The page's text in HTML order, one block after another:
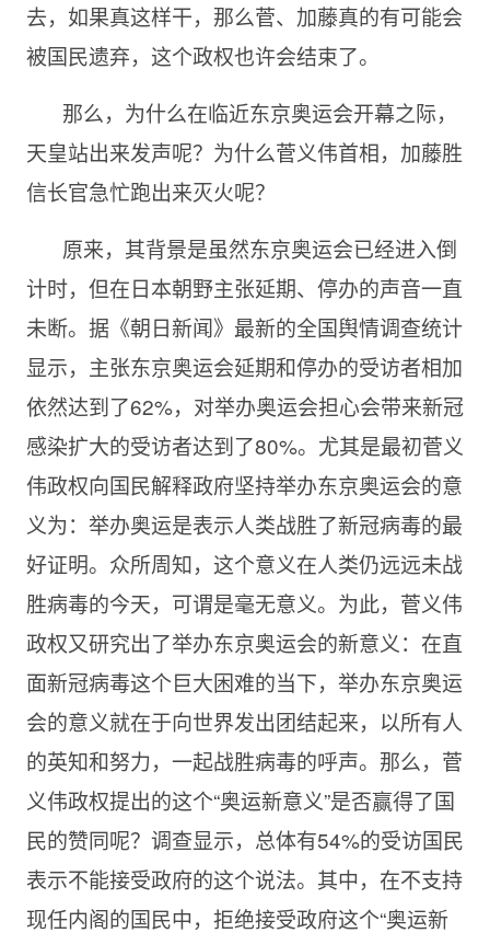
去，如果真这样干，那么菅、加藤真的有可能会
被国民遗弃，这个政权也许会结束了。
那么，为什么在临近东京奥运会开幕之际，
天皇站出来发声呢？为什么菅义伟首相，加藤胜
信长官急忙跑出来灭火呢？
原来，其背景是虽然东京奥运会已经进入倒
计时，但在日本朝野主张延期、停办的声音一直
未断。据《朝日新闻》最新的全国舆情调查统计
显示，主张东京奥运会延期和停办的受访者相加
依然达到了62%，对举办奥运会担心会带来新冠
感染扩大的受访者达到了80%。尤其是最初菅义
伟政权向国民解释政府坚持举办东京奥运会的意
义为：举办奥运是表示人类战胜了新冠病毒的最
好证明。众所周知，这个意义在人类仍远远未战
胜病毒的今天，可谓是毫无意义。为此，菅义伟
政权又研究出了举办东京奥运会的新意义：在直
面新冠病毒这个巨大困难的当下，举办东京奥运
会的意义就在于向世界发出团结起来，以所有人
的英知和努力，一起战胜病毒的呼声。那么，菅
义伟政权提出的这个“奥运新意义”是否赢得了国
民的赞同呢？调查显示，总体有54%的受访国民
表示不能接受政府的这个说法。其中，在不支持
现任内阁的国民中，拒绝接受政府这个“奥运新